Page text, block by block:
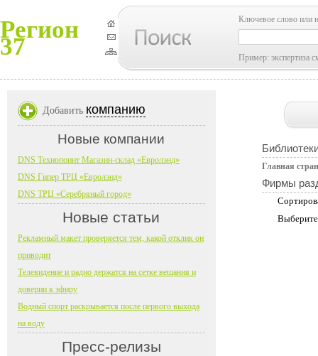
Регион
37
Ключевое слово или
Пример: экспертиза
Главная
Фирмы
Добавить компанию
Новые компании
DNS Технопоинт Магазин-склад «Евролэнд»
DNS Гипер ТРЦ «Евролэнд»
DNS ТРЦ «Серебряный город»
Новые статьи
Рекламный макет проверяется тем, какой отклик он
приводит
Телевидение и радио держатся на сетке вещания и
доверии к эфиру
Водный спорт раскрывается после первого выхода
на воду
Пресс-релизы